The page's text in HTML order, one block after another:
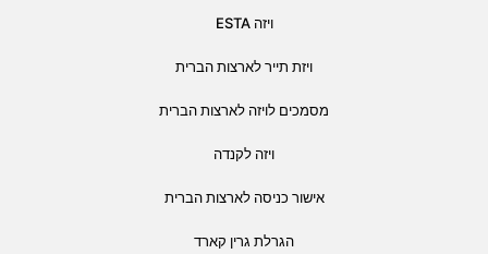
ויזה ESTA
ויזת תייר לארצות הברית
מסמכים לויזה לארצות הברית
ויזה לקנדה
אישור כניסה לארצות הברית
הגרלת גרין קארד